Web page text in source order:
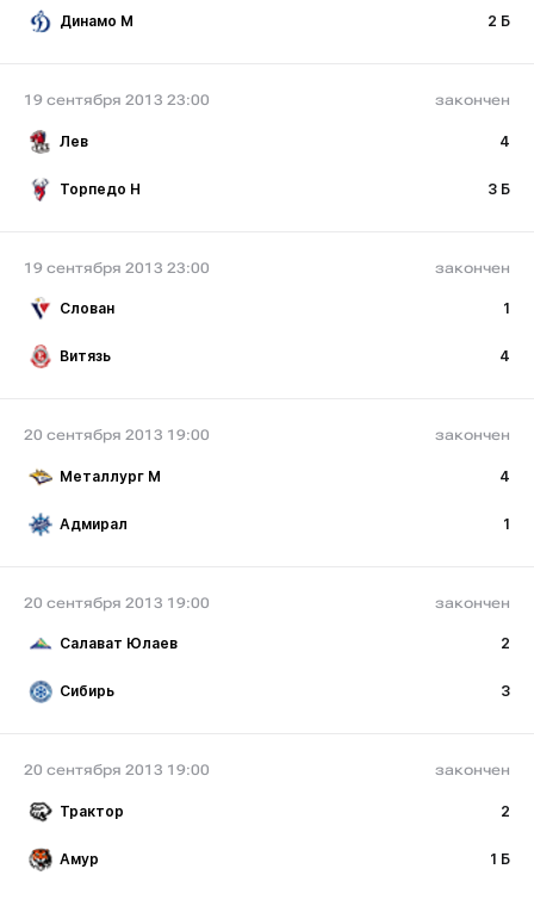
Динамо М 2 Б
19 сентября 2013 23:00 закончен
Лев 4
Торпедо Н 3 Б
19 сентября 2013 23:00 закончен
Слован 1
Витязь 4
20 сентября 2013 19:00 закончен
Металлург М 4
Адмирал 1
20 сентября 2013 19:00 закончен
Салават Юлаев 2
Сибирь 3
20 сентября 2013 19:00 закончен
Трактор 2
Амур 1 Б